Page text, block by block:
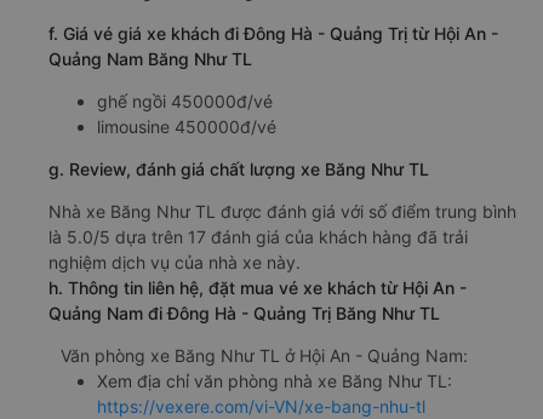
f. Giá vé giá xe khách đi Đông Hà - Quảng Trị từ Hội An -
Quảng Nam Băng Như TL
ghế ngồi 450000đ/vé
limousine 450000đ/vé
g. Review, đánh giá chất lượng xe Băng Như TL
Nhà xe Băng Như TL được đánh giá với số điểm trung bình
là 5.0/5 dựa trên 17 đánh giá của khách hàng đã trải
nghiệm dịch vụ của nhà xe này.
h. Thông tin liên hệ, đặt mua vé xe khách từ Hội An -
Quảng Nam đi Đông Hà - Quảng Trị Băng Như TL
Văn phòng xe Băng Như TL ở Hội An - Quảng Nam:
Xem địa chỉ văn phòng nhà xe Băng Như TL:
https://vexere.com/vi-VN/xe-bang-nhu-tl